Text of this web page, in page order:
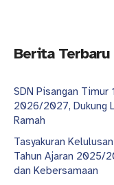
Berita Terbaru
SDN Pisangan Timur
2026/2027, Dukung
Ramah
Tasyakuran
Tahun Ajaran 2025/
dan Kebersamaan